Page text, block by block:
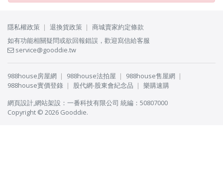
隱私權政策 退換貨政策
商城賣家約定條款
如有功能相關疑問或欲回報錯誤，歡迎寫信給客服
service@gooddie.tw
988house房屋網 988house法拍屋
988house售屋網
988house實價登錄
股代網-股東會紀念品
樂購速購
網頁設計,網站架設 ： 一番科技有限公司 統編：50807000
Copyright © 2026 Gooddie.